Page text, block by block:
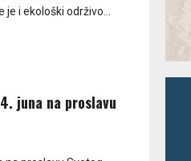
i ekološki održivo...
juna na proslavu